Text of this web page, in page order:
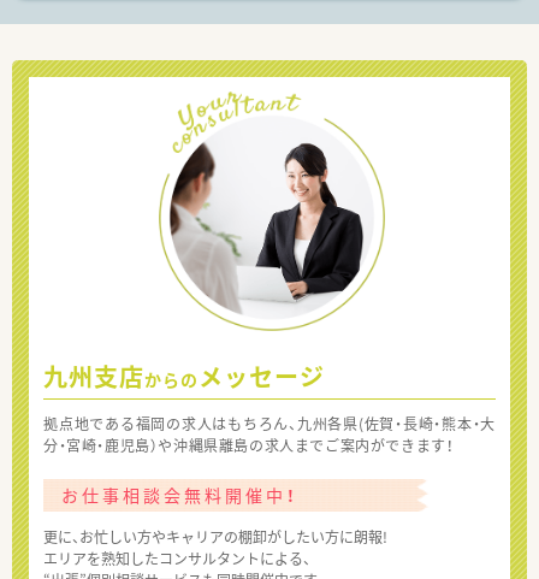
九州支店からの メッセージ
拠点地である福岡の求人はもちろん、九州各県(佐賀・長崎・熊本・大
分・宮崎・鹿児島）や沖縄県離島の求人までご案内ができます！
お仕事相談会無料開催中！
更に、お忙しい方やキャリアの棚卸がしたい方に朗報!
エリアを熟知したコンサルタントによる、